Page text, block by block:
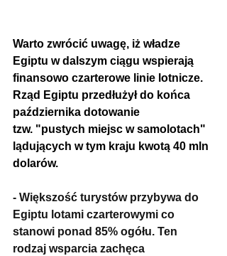
Warto zwrócić uwagę, iż władze
Egiptu w dalszym ciągu wspierają
finansowo czarterowe linie lotnicze.
Rząd Egiptu przedłużył do końca
października dotowanie
tzw. "pustych miejsc w samolotach"
lądujących w tym kraju kwotą 40 mln
dolarów.
- Większość turystów przybywa do
Egiptu lotami czarterowymi co
stanowi ponad 85% ogółu. Ten
rodzaj wsparcia zachęca